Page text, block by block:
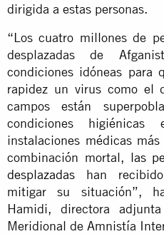
dirigida a estas personas.
“Los cuatro millones de
desplazadas de
condiciones idóneas para
rapidez un virus como el
campos están
condiciones
instalaciones médicas
combinación mortal, las
desplazadas han
mitigar su situación”,
Hamidi, directora
Meridional de Amnistía